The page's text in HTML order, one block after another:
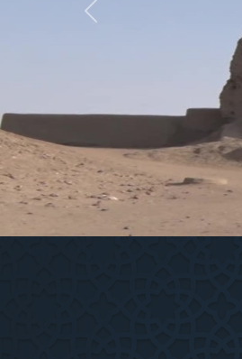
Previous